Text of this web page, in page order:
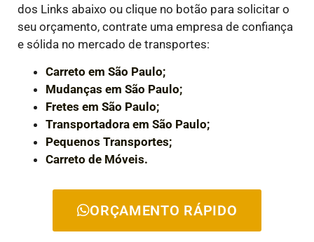
dos Links abaixo ou clique no botão para solicitar o
seu orçamento, contrate uma empresa de confiança
e sólida no mercado de transportes:
Carreto em São Paulo;
Mudanças em São Paulo;
Fretes em São Paulo;
Transportadora em São Paulo;
Pequenos Transportes;
Carreto de Móveis.
ORÇAMENTO RÁPIDO